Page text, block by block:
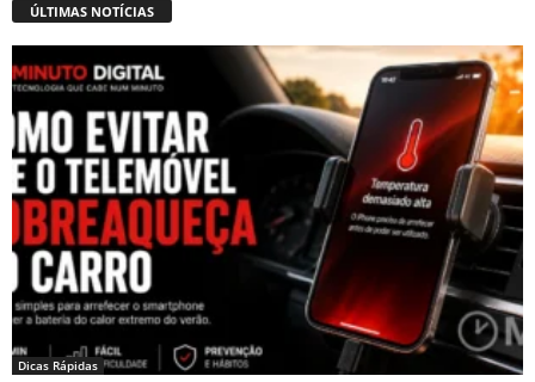
ÚLTIMAS NOTÍCIAS
Dicas Rápidas